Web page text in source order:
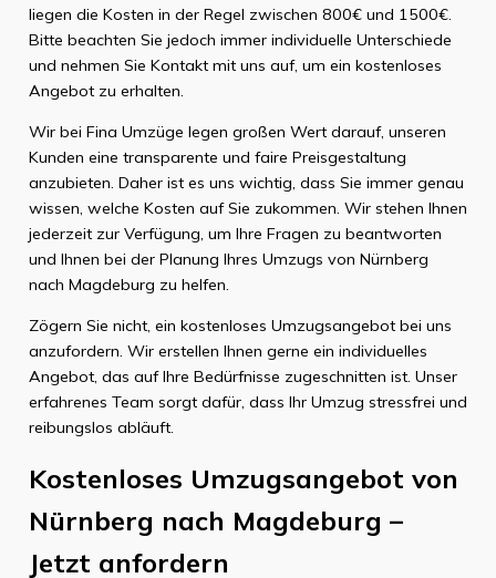
liegen die Kosten in der Regel zwischen 800€ und 1500€.
Bitte beachten Sie jedoch immer individuelle Unterschiede
und nehmen Sie Kontakt mit uns auf, um ein kostenloses
Angebot zu erhalten.
Wir bei Fina Umzüge legen großen Wert darauf, unseren
Kunden eine transparente und faire Preisgestaltung
anzubieten. Daher ist es uns wichtig, dass Sie immer genau
wissen, welche Kosten auf Sie zukommen. Wir stehen Ihnen
jederzeit zur Verfügung, um Ihre Fragen zu beantworten
und Ihnen bei der Planung Ihres Umzugs von Nürnberg
nach Magdeburg zu helfen.
Zögern Sie nicht, ein kostenloses Umzugsangebot bei uns
anzufordern. Wir erstellen Ihnen gerne ein individuelles
Angebot, das auf Ihre Bedürfnisse zugeschnitten ist. Unser
erfahrenes Team sorgt dafür, dass Ihr Umzug stressfrei und
reibungslos abläuft.
Kostenloses Umzugsangebot von
Nürnberg nach Magdeburg –
Jetzt anfordern